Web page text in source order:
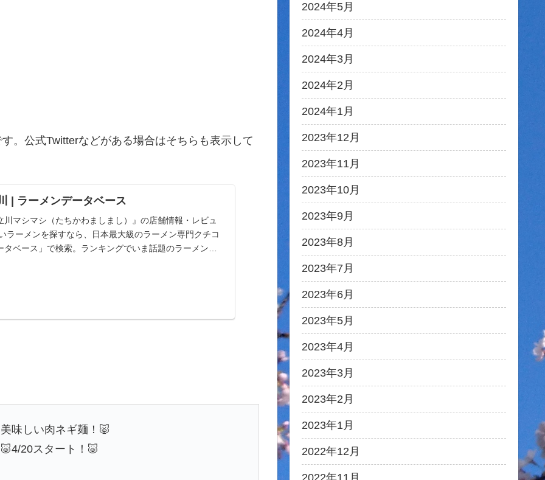
。公式Twitterなどがある場合はそちらも表示して
| ラーメンデータベース
マシマシ（たちかわましまし）』の店舗情報・レビュ
ラーメンを探すなら、日本最大級のラーメン専門クチコ
ベース」で検索。ランキングでいま話題のラーメン店
味しい肉ネギ麺！🐷
20スタート！🐷
2024年5月
2024年4月
2024年3月
2024年2月
2024年1月
2023年12月
2023年11月
2023年10月
2023年9月
2023年8月
2023年7月
2023年6月
2023年5月
2023年4月
2023年3月
2023年2月
2023年1月
2022年12月